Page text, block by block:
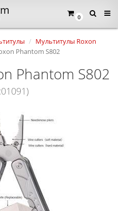
0
Мультитулы Roxon
Phantom S802
Phantom S802